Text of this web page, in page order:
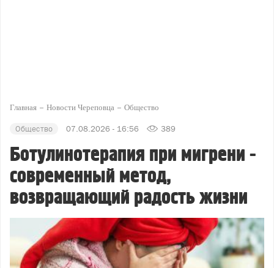
Главная Новости Череповца Общество
Общество 07.08.2026 - 16:56 389
Ботулинотерапия при мигрени -
современный метод,
возвращающий радость жизни